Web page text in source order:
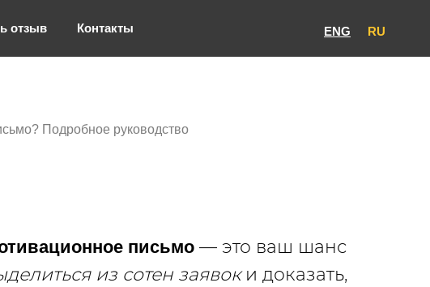
Контакты RU
ENG
отзыв
Подробное руководство
письмо — это ваш шанс
из сотен заявоки доказать,